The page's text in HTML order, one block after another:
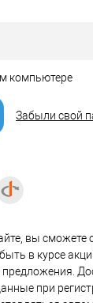
компьютере
Забыли свой
вы сможете
в курсе
при